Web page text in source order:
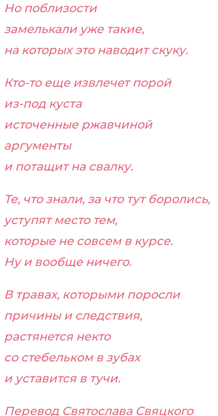
Но поблизости
замелькали уже такие,
на которых это наводит скуку.
Кто-то еще извлечет порой
из-под куста
источенные ржавчиной
аргументы
и потащит на свалку.
Те, что знали, за что тут боролись,
уступят место тем,
которые не совсем в курсе.
Ну и вообще ничего.
В травах, которыми поросли
причины и следствия,
растянется некто
со стебельком в зубах
и уставится в тучи.
Перевод Святослава Свяцкого